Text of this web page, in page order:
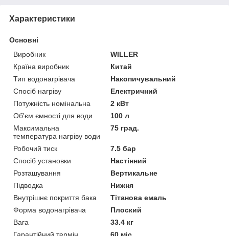
Характеристики
Основні
Виробник
WILLER
Країна виробник
Китай
Тип водонагрівача
Накопичувальний
Спосіб нагріву
Електричний
Потужність номінальна
2 кВт
Об'єм ємності для води
100 л
Максимальна
температура нагріву води
75 град.
Робочий тиск
7.5 бар
Спосіб установки
Настінний
Розташування
Вертикальне
Підводка
Нижня
Внутрішнє покриття бака
Тітанова емаль
Форма водонагрівача
Плоский
Вага
33.4 кг
Гарантійний термін
60 міс